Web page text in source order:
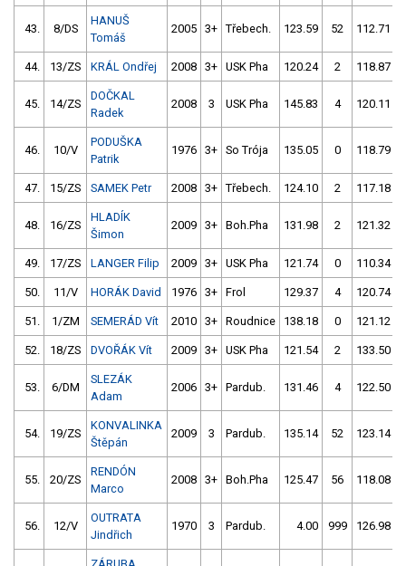
43. 8/DS
HANUŠ
Tomáš
2005 3+ Třebech. 123.59 52 112.71
44. 13/ZS KRÁL Ondřej 2008 3+ USK Pha 120.24 2 118.87
45. 14/ZS
DOČKAL
Radek
2008 3 USK Pha 145.83 4 120.11
46. 10/V
PODUŠKA
Patrik
1976 3+ So Trója 135.05 0 118.79
47. 15/ZS SAMEK Petr 2008 3+ Třebech. 124.10 2 117.18
48. 16/ZS
HLADÍK
Šimon
2009 3+ Boh.Pha 131.98 2 121.32
49. 17/ZS LANGER Filip 2009 3+ USK Pha 121.74 0 110.34
50. 11/V HORÁK David 1976 3+ Frol 129.37 4 120.74
51. 1/ZM SEMERÁD Vít 2010 3+ Roudnice 138.18 0 121.12
52. 18/ZS DVOŘÁK Vít 2009 3+ USK Pha 121.54 2 133.50
53. 6/DM
SLEZÁK
Adam
2006 3+ Pardub. 131.46 4 122.50
54. 19/ZS
KONVALINKA
Štěpán
2009 3 Pardub. 135.14 52 123.14
55. 20/ZS
RENDÓN
Marco
2008 3+ Boh.Pha 125.47 56 118.08
56. 12/V
OUTRATA
Jindřich
1970 3 Pardub. 4.00 999 126.98